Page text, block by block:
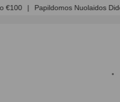
| Papildomos Nuolaidos